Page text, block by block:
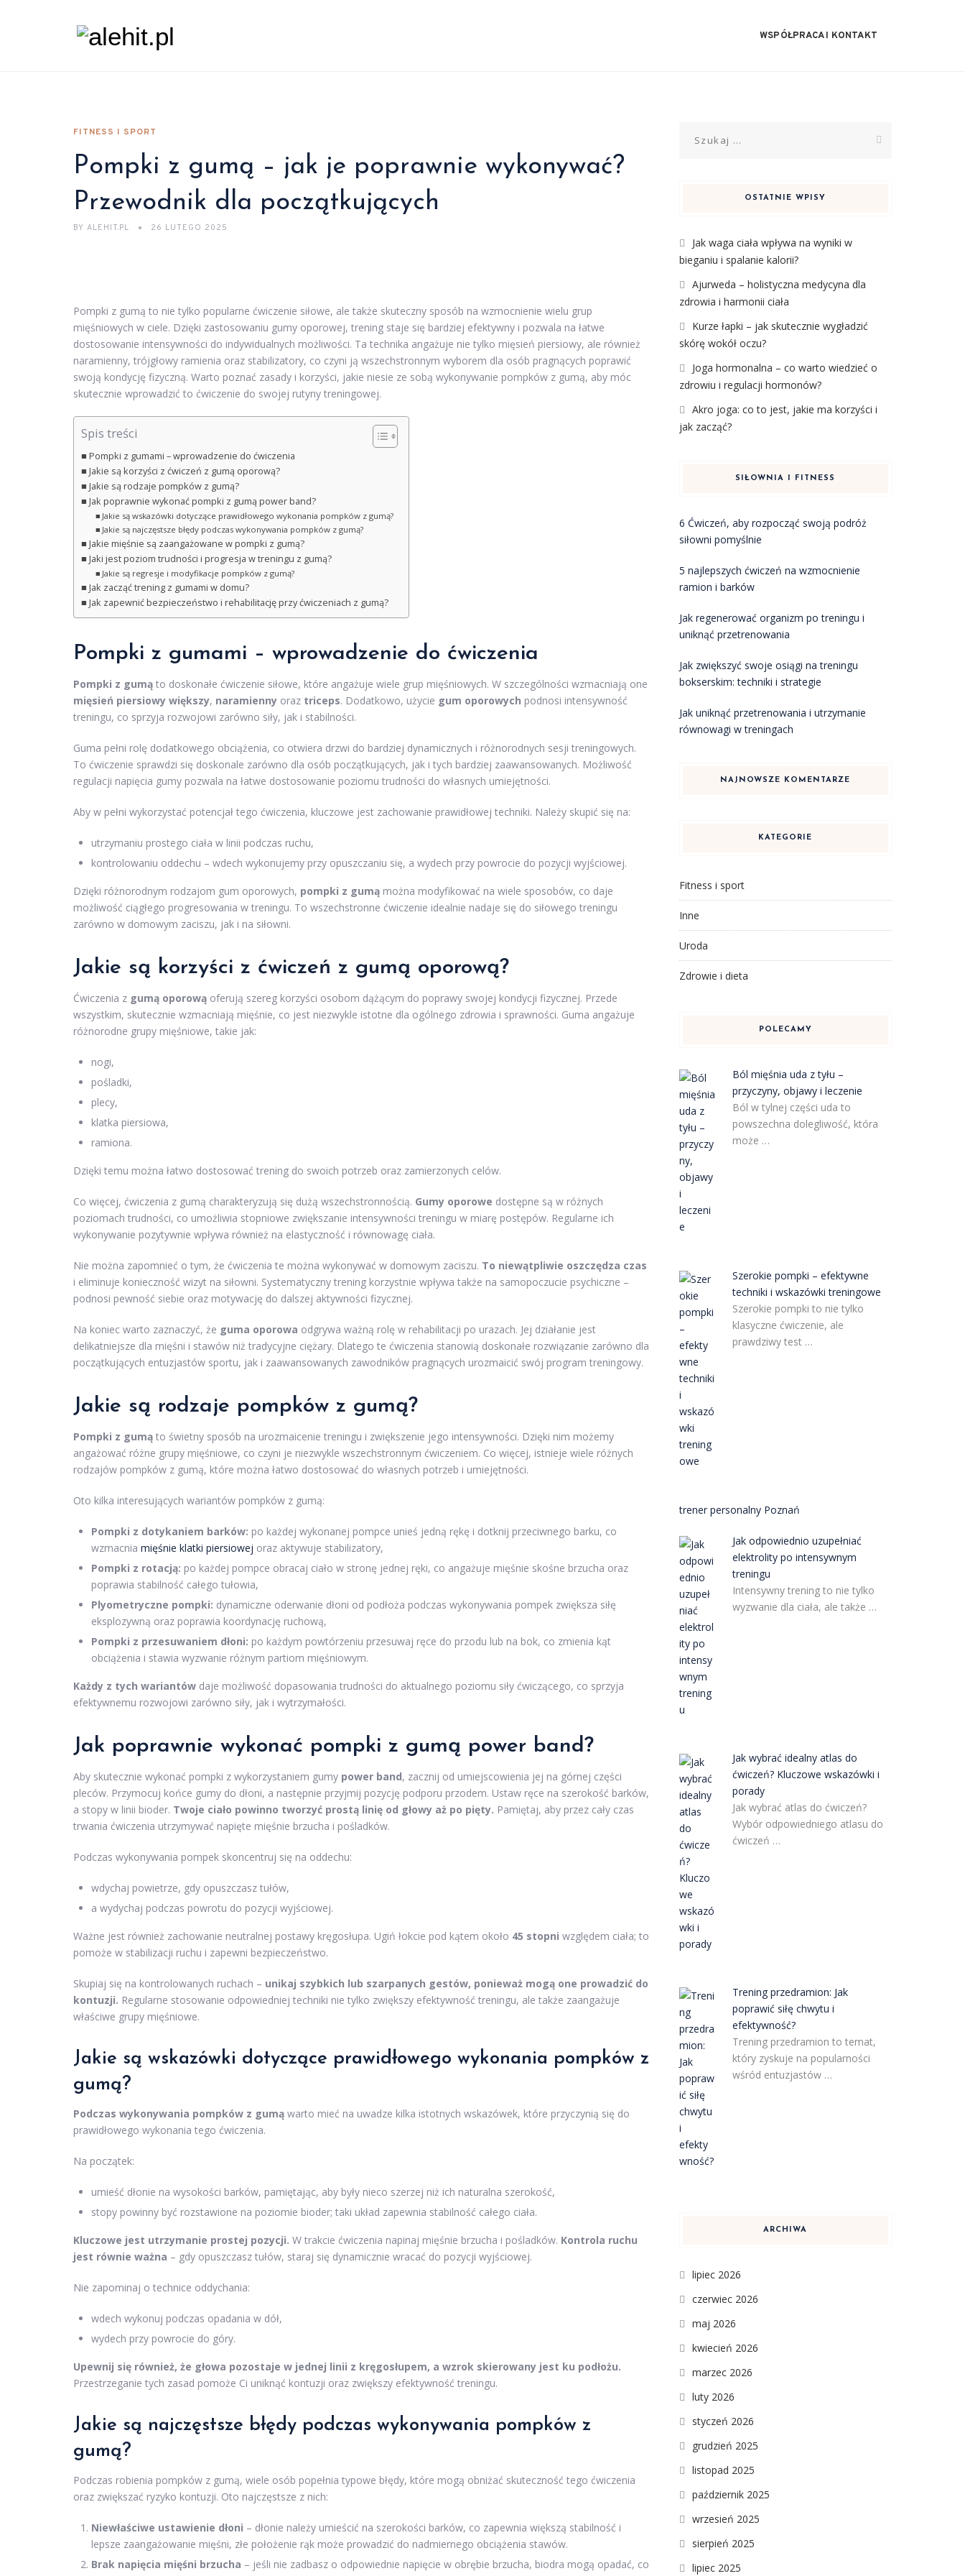
WSPÓŁPRACA I KONTAKT
FITNESS I SPORT
Pompki z gumą – jak je poprawnie wykonywać?
Przewodnik dla początkujących
BY ALEHIT.PL 26 LUTEGO 2025
Pompki z gumą to nie tylko popularne ćwiczenie siłowe, ale także skuteczny sposób na wzmocnienie wielu grup
mięśniowych w ciele. Dzięki zastosowaniu gumy oporowej, trening staje się bardziej efektywny i pozwala na łatwe
dostosowanie intensywności do indywidualnych możliwości. Ta technika angażuje nie tylko mięsień piersiowy, ale również
naramienny, trójgłowy ramienia oraz stabilizatory, co czyni ją wszechstronnym wyborem dla osób pragnących poprawić
swoją kondycję fizyczną. Warto poznać zasady i korzyści, jakie niesie ze sobą wykonywanie pompków z gumą, aby móc
skutecznie wprowadzić to ćwiczenie do swojej rutyny treningowej.
Spis treści
Pompki z gumami – wprowadzenie do ćwiczenia
Jakie są korzyści z ćwiczeń z gumą oporową?
Jakie są rodzaje pompków z gumą?
Jak poprawnie wykonać pompki z gumą power band?
Jakie są wskazówki dotyczące prawidłowego wykonania pompków z gumą?
Jakie są najczęstsze błędy podczas wykonywania pompków z gumą?
Jakie mięśnie są zaangażowane w pompki z gumą?
Jaki jest poziom trudności i progresja w treningu z gumą?
Jakie są regresje i modyfikacje pompków z gumą?
Jak zacząć trening z gumami w domu?
Jak zapewnić bezpieczeństwo i rehabilitację przy ćwiczeniach z gumą?
Pompki z gumami – wprowadzenie do ćwiczenia
Pompki z gumą to doskonałe ćwiczenie siłowe, które angażuje wiele grup mięśniowych. W szczególności wzmacniają one
mięsień piersiowy większy, naramienny oraz triceps. Dodatkowo, użycie gum oporowych podnosi intensywność
treningu, co sprzyja rozwojowi zarówno siły, jak i stabilności.
Guma pełni rolę dodatkowego obciążenia, co otwiera drzwi do bardziej dynamicznych i różnorodnych sesji treningowych.
To ćwiczenie sprawdzi się doskonale zarówno dla osób początkujących, jak i tych bardziej zaawansowanych. Możliwość
regulacji napięcia gumy pozwala na łatwe dostosowanie poziomu trudności do własnych umiejętności.
Aby w pełni wykorzystać potencjał tego ćwiczenia, kluczowe jest zachowanie prawidłowej techniki. Należy skupić się na:
utrzymaniu prostego ciała w linii podczas ruchu,
kontrolowaniu oddechu – wdech wykonujemy przy opuszczaniu się, a wydech przy powrocie do pozycji wyjściowej.
Dzięki różnorodnym rodzajom gum oporowych, pompki z gumą można modyfikować na wiele sposobów, co daje
możliwość ciągłego progresowania w treningu. To wszechstronne ćwiczenie idealnie nadaje się do siłowego treningu
zarówno w domowym zaciszu, jak i na siłowni.
Jakie są korzyści z ćwiczeń z gumą oporową?
Ćwiczenia z gumą oporową oferują szereg korzyści osobom dążącym do poprawy swojej kondycji fizycznej. Przede
wszystkim, skutecznie wzmacniają mięśnie, co jest niezwykle istotne dla ogólnego zdrowia i sprawności. Guma angażuje
różnorodne grupy mięśniowe, takie jak:
nogi,
pośladki,
plecy,
klatka piersiowa,
ramiona.
Dzięki temu można łatwo dostosować trening do swoich potrzeb oraz zamierzonych celów.
Co więcej, ćwiczenia z gumą charakteryzują się dużą wszechstronnością. Gumy oporowe dostępne są w różnych
poziomach trudności, co umożliwia stopniowe zwiększanie intensywności treningu w miarę postępów. Regularne ich
wykonywanie pozytywnie wpływa również na elastyczność i równowagę ciała.
Nie można zapomnieć o tym, że ćwiczenia te można wykonywać w domowym zaciszu. To niewątpliwie oszczędza czas
i eliminuje konieczność wizyt na siłowni. Systematyczny trening korzystnie wpływa także na samopoczucie psychiczne –
podnosi pewność siebie oraz motywację do dalszej aktywności fizycznej.
Na koniec warto zaznaczyć, że guma oporowa odgrywa ważną rolę w rehabilitacji po urazach. Jej działanie jest
delikatniejsze dla mięśni i stawów niż tradycyjne ciężary. Dlatego te ćwiczenia stanowią doskonałe rozwiązanie zarówno dla
początkujących entuzjastów sportu, jak i zaawansowanych zawodników pragnących urozmaicić swój program treningowy.
Jakie są rodzaje pompków z gumą?
Pompki z gumą to świetny sposób na urozmaicenie treningu i zwiększenie jego intensywności. Dzięki nim możemy
angażować różne grupy mięśniowe, co czyni je niezwykle wszechstronnym ćwiczeniem. Co więcej, istnieje wiele różnych
rodzajów pompków z gumą, które można łatwo dostosować do własnych potrzeb i umiejętności.
Oto kilka interesujących wariantów pompków z gumą:
Pompki z dotykaniem barków: po każdej wykonanej pompce unieś jedną rękę i dotknij przeciwnego barku, co
wzmacnia mięśnie klatki piersiowej oraz aktywuje stabilizatory,
Pompki z rotacją: po każdej pompce obracaj ciało w stronę jednej ręki, co angażuje mięśnie skośne brzucha oraz
poprawia stabilność całego tułowia,
Plyometryczne pompki: dynamiczne oderwanie dłoni od podłoża podczas wykonywania pompek zwiększa siłę
eksplozywną oraz poprawia koordynację ruchową,
Pompki z przesuwaniem dłoni: po każdym powtórzeniu przesuwaj ręce do przodu lub na bok, co zmienia kąt
obciążenia i stawia wyzwanie różnym partiom mięśniowym.
Każdy z tych wariantów daje możliwość dopasowania trudności do aktualnego poziomu siły ćwiczącego, co sprzyja
efektywnemu rozwojowi zarówno siły, jak i wytrzymałości.
Jak poprawnie wykonać pompki z gumą power band?
Aby skutecznie wykonać pompki z wykorzystaniem gumy power band, zacznij od umiejscowienia jej na górnej części
pleców. Przymocuj końce gumy do dłoni, a następnie przyjmij pozycję podporu przodem. Ustaw ręce na szerokość barków,
a stopy w linii bioder. Twoje ciało powinno tworzyć prostą linię od głowy aż po pięty. Pamiętaj, aby przez cały czas
trwania ćwiczenia utrzymywać napięte mięśnie brzucha i pośladków.
Podczas wykonywania pompek skoncentruj się na oddechu:
wdychaj powietrze, gdy opuszczasz tułów,
a wydychaj podczas powrotu do pozycji wyjściowej.
Ważne jest również zachowanie neutralnej postawy kręgosłupa. Ugiń łokcie pod kątem około 45 stopni względem ciała; to
pomoże w stabilizacji ruchu i zapewni bezpieczeństwo.
Skupiaj się na kontrolowanych ruchach – unikaj szybkich lub szarpanych gestów, ponieważ mogą one prowadzić do
kontuzji. Regularne stosowanie odpowiedniej techniki nie tylko zwiększy efektywność treningu, ale także zaangażuje
właściwe grupy mięśniowe.
Jakie są wskazówki dotyczące prawidłowego wykonania pompków z
gumą?
Podczas wykonywania pompków z gumą warto mieć na uwadze kilka istotnych wskazówek, które przyczynią się do
prawidłowego wykonania tego ćwiczenia.
Na początek:
umieść dłonie na wysokości barków, pamiętając, aby były nieco szerzej niż ich naturalna szerokość,
stopy powinny być rozstawione na poziomie bioder; taki układ zapewnia stabilność całego ciała.
Kluczowe jest utrzymanie prostej pozycji. W trakcie ćwiczenia napinaj mięśnie brzucha i pośladków. Kontrola ruchu
jest równie ważna – gdy opuszczasz tułów, staraj się dynamicznie wracać do pozycji wyjściowej.
Nie zapominaj o technice oddychania:
wdech wykonuj podczas opadania w dół,
wydech przy powrocie do góry.
Upewnij się również, że głowa pozostaje w jednej linii z kręgosłupem, a wzrok skierowany jest ku podłożu.
Przestrzeganie tych zasad pomoże Ci uniknąć kontuzji oraz zwiększy efektywność treningu.
Jakie są najczęstsze błędy podczas wykonywania pompków z
gumą?
Podczas robienia pompków z gumą, wiele osób popełnia typowe błędy, które mogą obniżać skuteczność tego ćwiczenia
oraz zwiększać ryzyko kontuzji. Oto najczęstsze z nich:
Niewłaściwe ustawienie dłoni – dłonie należy umieścić na szerokości barków, co zapewnia większą stabilność i
lepsze zaangażowanie mięśni, złe położenie rąk może prowadzić do nadmiernego obciążenia stawów.
Brak napięcia mięśni brzucha – jeśli nie zadbasz o odpowiednie napięcie w obrębie brzucha, biodra mogą opadać, co
OSTATNIE WPISY
Jak waga ciała wpływa na wyniki w
bieganiu i spalanie kalorii?
Ajurweda – holistyczna medycyna dla
zdrowia i harmonii ciała
Kurze łapki – jak skutecznie wygładzić
skórę wokół oczu?
Joga hormonalna – co warto wiedzieć o
zdrowiu i regulacji hormonów?
Akro joga: co to jest, jakie ma korzyści i
jak zacząć?
SIŁOWNIA I FITNESS
6 Ćwiczeń, aby rozpocząć swoją podróż
siłowni pomyślnie
5 najlepszych ćwiczeń na wzmocnienie
ramion i barków
Jak regenerować organizm po treningu i
uniknąć przetrenowania
Jak zwiększyć swoje osiągi na treningu
bokserskim: techniki i strategie
Jak uniknąć przetrenowania i utrzymanie
równowagi w treningach
NAJNOWSZE KOMENTARZE
KATEGORIE
Fitness i sport
Inne
Uroda
Zdrowie i dieta
POLECAMY
Ból mięśnia uda z tyłu –
przyczyny, objawy i leczenie
Ból w tylnej części uda to
powszechna dolegliwość, która
może …
Szerokie pompki – efektywne
techniki i wskazówki treningowe
Szerokie pompki to nie tylko
klasyczne ćwiczenie, ale
prawdziwy test …
trener personalny Poznań
Jak odpowiednio uzupełniać
elektrolity po intensywnym
treningu
Intensywny trening to nie tylko
wyzwanie dla ciała, ale także …
Jak wybrać idealny atlas do
ćwiczeń? Kluczowe wskazówki i
porady
Jak wybrać atlas do ćwiczeń?
Wybór odpowiedniego atlasu do
ćwiczeń …
Trening przedramion: Jak
poprawić siłę chwytu i
efektywność?
Trening przedramion to temat,
który zyskuje na popularności
wśród entuzjastów …
ARCHIWA
lipiec 2026
czerwiec 2026
maj 2026
kwiecień 2026
marzec 2026
luty 2026
styczeń 2026
grudzień 2025
listopad 2025
październik 2025
wrzesień 2025
sierpień 2025
lipiec 2025